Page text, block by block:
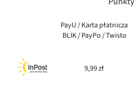
PayU / Karta płatnicza
BLIK / PayPo / Twisto
9,99 zł